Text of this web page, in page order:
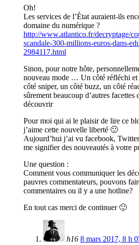
Oh!
Les services de l’État auraient-ils
domaine du numérique ?
http://www.atlantico.fr/decryptage/
scandale-300-millions-euros-dans-
2984117.html
Sinon, pour notre hôte,
nouveau mode … Un côté réfléchi et
côté sniper, un côté buzz, un côté
sûrement beaucoup d’autres facettes
découvrir
Pour moi qui ai le plaisir de lire ce
j’aime cette nouvelle liberté 🙂
Aujourd’hui j’ai vu facebook,
me signifier des nouveautés à votre
Une question :
Comment vous communiquer les
pauvres commentateurs, pouvons
commentaires ou il y a une hotline?
En tout cas merci de continuer 🙂
h16 8 mars 2017, 8 h